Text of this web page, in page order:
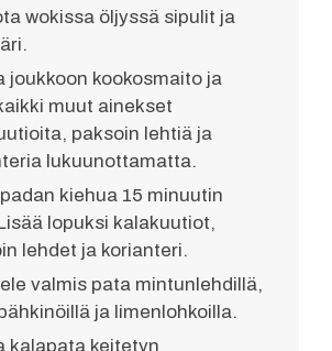
wokissa öljyssä sipulit ja
joukkoon kookosmaito ja
muut ainekset
paksoin lehtiä ja
lukuunottamatta.
kiehua 15 minuutin
lopuksi kalakuutiot,
lehdet ja korianteri.
valmis pata mintunlehdillä,
ja limenlohkoilla.
kalapata keitetyn